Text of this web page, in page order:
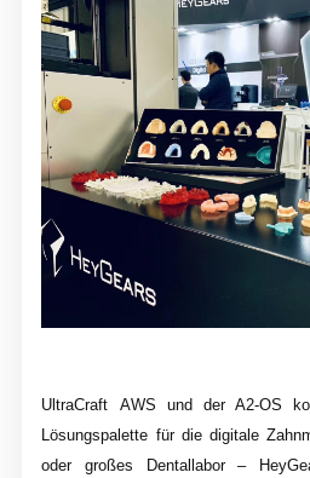
UltraCraft AWS und der A2-OS
Lösungspalette für die digitale
oder großes Dentallabor –